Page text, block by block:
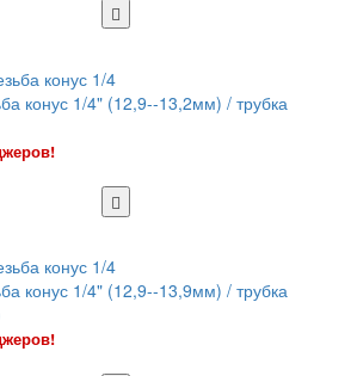
конус 1/4" (12,9--13,2мм) / трубка
конус 1/4" (12,9--13,9мм) / трубка